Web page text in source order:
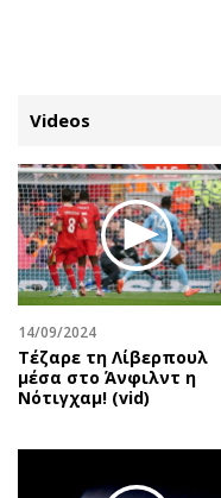
ΚΑΤΗΓΟΡΙΕΣ
Κύπρος
Παιδεία
Υγεία
Πολιτική
Βουλευτικές 2026
Προεδρικές 2023
Δημοσκοπήσεις
Videos
14/09/2024
Τέζαρε τη Λίβερπουλ
μέσα στο Άνφιλντ η
Νότιγχαμ! (vid)